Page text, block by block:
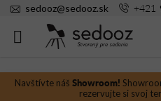
Prejsť
Navštívte náš Showroom!
rezervujte si svoj
sedooz@sedooz.sk +421